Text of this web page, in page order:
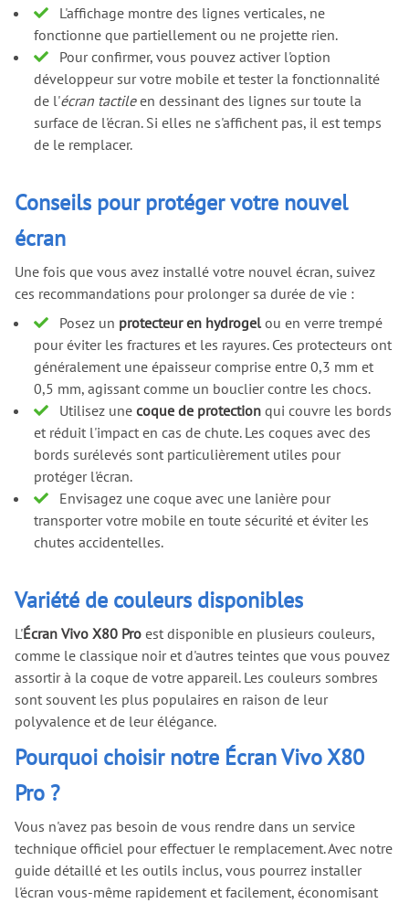
L'affichage montre des lignes verticales, ne
fonctionne que partiellement ou ne projette rien.
Pour confirmer, vous pouvez activer l'option
développeur sur votre mobile et tester la fonctionnalité
de l'écran tactileen dessinant des lignes sur toute la
surface de l'écran. Si elles ne s'affichent pas, il est temps
de le remplacer.
Conseils pour protéger votre nouvel
écran
Une fois que vous avez installé votre nouvel écran, suivez
ces recommandations pour prolonger sa durée de vie :
Posez un protecteur en hydrogelou en verre trempé
pour éviter les fractures et les rayures. Ces protecteurs ont
généralement une épaisseur comprise entre 0,3 mm et
0,5 mm, agissant comme un bouclier contre les chocs.
Utilisez une coque de protectionqui couvre les bords
et réduit l'impact en cas de chute. Les coques avec des
bords surélevés sont particulièrement utiles pour
protéger l'écran.
Envisagez une coque avec une lanière pour
transporter votre mobile en toute sécurité et éviter les
chutes accidentelles.
Variété de couleurs disponibles
L'Écran Vivo X80 Pro est disponible en plusieurs couleurs,
comme le classique noir et d'autres teintes que vous pouvez
assortir à la coque de votre appareil. Les couleurs sombres
sont souvent les plus populaires en raison de leur
polyvalence et de leur élégance.
Pourquoi choisir notre Écran Vivo X80
Pro ?
Vous n'avez pas besoin de vous rendre dans un service
technique officiel pour effectuer le remplacement. Avec notre
guide détaillé et les outils inclus, vous pourrez installer
l'écran vous-même rapidement et facilement, économisant